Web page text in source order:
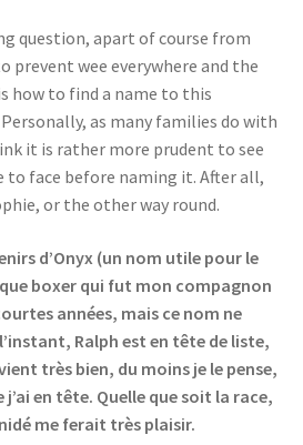
question, apart of course from
prevent wee everywhere and the
how to find a name to this
as many families do with
it is rather more prudent to see
face before naming it. After all,
or the other way round.
d’Onyx (un nom utile pour le
boxer qui fut mon compagnon
années, mais ce nom ne
Ralph est en tête de liste,
très bien, du moins je le pense,
j’ai en tête. Quelle que soit la race,
me ferait très plaisir.